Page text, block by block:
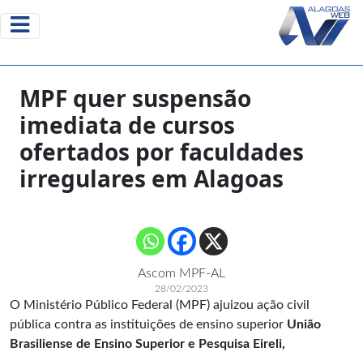
MPF quer suspensão
imediata de cursos
ofertados por faculdades
irregulares em Alagoas
Ascom MPF-AL
28/02/2023
O Ministério Público Federal (MPF) ajuizou ação civil
pública contra as instituições de ensino superior União
Brasiliense de Ensino Superior e Pesquisa Eireli,